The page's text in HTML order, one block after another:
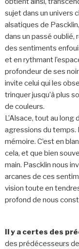
sujet dans un univers
alsatiques de
dans un passé
des sentiments
et en rythmant
profondeur de ses
invite celui qui les
trinquer jusqu’à plus
de couleurs.
L’Alsace, tout au long
agressions du temps.
mémoire. C’est en
cela, et que bien
main. Pascklin nous
arcanes de ces
vision toute en
profond de nous
Il y a certes des
des prédécesseurs